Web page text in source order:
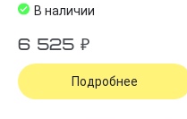
В наличии
6 525 ₽
Подробнее